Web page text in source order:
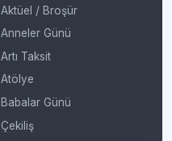
Aktüel / Broşür
Anneler Günü
Artı Taksit
Atölye
Babalar Günü
Çekiliş